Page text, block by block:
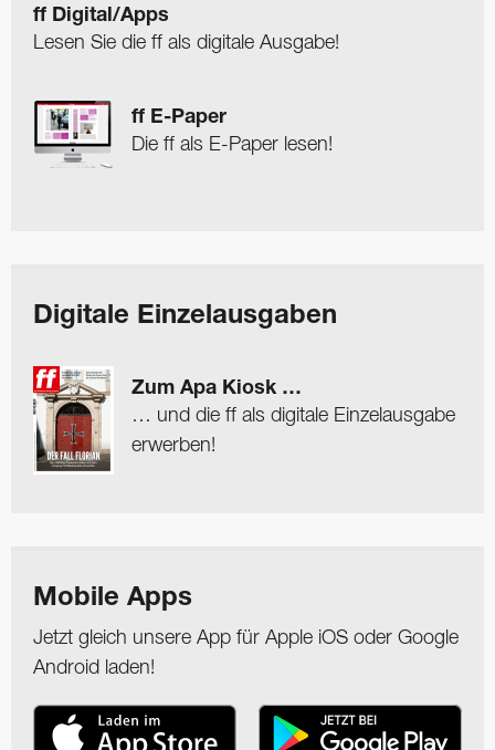
ff Digital/Apps
Lesen Sie die ff als digitale Ausgabe!
ff E-Paper
Die ff als E-Paper lesen!
Digitale Einzelausgaben
Zum Apa Kiosk …
… und die ff als digitale Einzelausgabe
erwerben!
Mobile Apps
Jetzt gleich unsere App für Apple iOS oder Google
Android laden!